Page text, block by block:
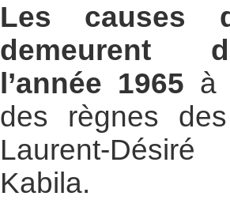
Les causes
demeurent
l’année 1965 à
des règnes
Laurent-
Kabila.